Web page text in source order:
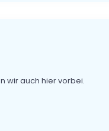
wir auch hier vorbei.